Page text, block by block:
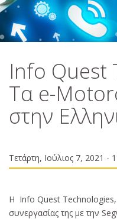
Info Quest
Tα e-
στην
Τετάρτη, Ιούλιος 7, 2021 -
Η Info Quest Technologies,
συνεργασίας της με την